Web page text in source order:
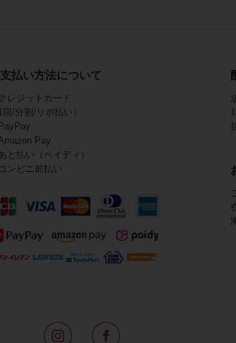
払い方法について
レジットカード
1回/分割/リボ払い）
Pay
と払い（ペイディ）
ンビニ前払い